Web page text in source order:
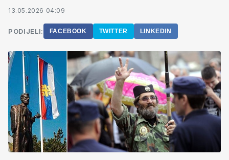
13.05.2026 04:09
PODIJELI: FACEBOOK TWITTER LINKEDIN